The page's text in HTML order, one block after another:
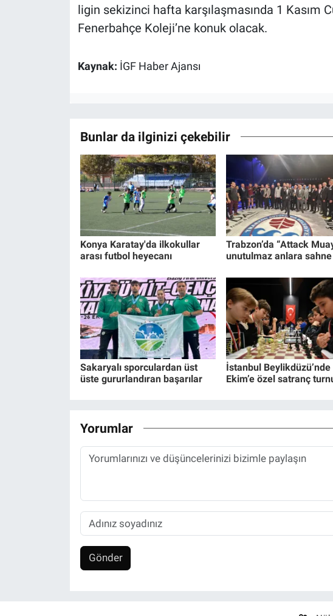
ligin sekizinci hafta karşılaşmasında 1 Kasım
Fenerbahçe Koleji’ne konuk olacak.
Kaynak: İGF Haber Ajansı
Bunlar da ilginizi çekebilir
Konya Karatay'da ilkokullar
arası futbol heyecanı
Trabzon’da “Attack
unutulmaz anlara
Sakaryalı sporculardan üst
üste gururlandıran başarılar
İstanbul Beylikdüzü’nde
Ekim’e özel satranç
Yorumlar
Gönder